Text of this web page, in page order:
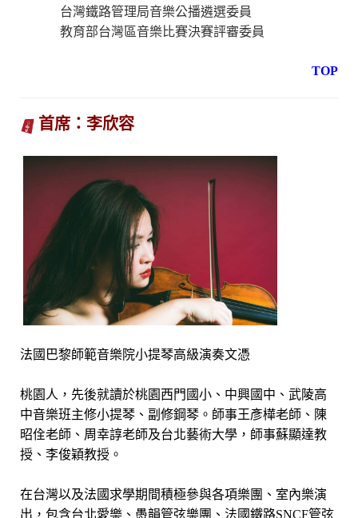
台灣鐵路管理局音樂公播遴選委員
教育部台灣區音樂比賽決賽評審委員
TOP
首席：李欣容
法國巴黎師範音樂院小提琴高級演奏文憑
桃園人，先後就讀於桃園西門國小、中興國中、武陵高
中音樂班主修小提琴、副修鋼琴。師事王彥樺老師、陳
昭佺老師、周幸諄老師及台北藝術大學，師事蘇顯達教
授、李俊穎教授。
在台灣以及法國求學期間積極參與各項樂團、室內樂演
出，包含台北愛樂、愚韻管弦樂團、法國鐵路SNCF管弦